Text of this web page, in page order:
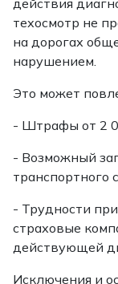
техосмотр не
на дорогах
нарушением.
Это может
- Штрафы от 2
- Возможный
транспортного
- Трудности
страховые
действующей
Исключения и